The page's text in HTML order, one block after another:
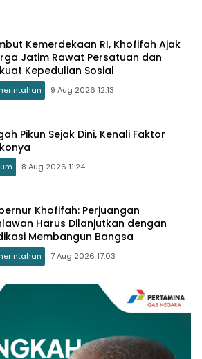
Kemerdekaan RI, Khofifah Ajak
Jatim Rawat Persatuan dan
Kepedulian Sosial
9 Aug 2026 12:13
Pikun Sejak Dini, Kenali Faktor
8 Aug 2026 11:24
Khofifah: Perjuangan
Harus Dilanjutkan dengan
Membangun Bangsa
7 Aug 2026 17:03